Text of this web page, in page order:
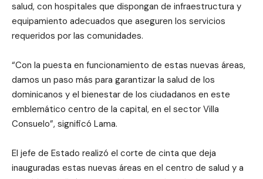
salud, con hospitales que dispongan de infraestructura y
equipamiento adecuados que aseguren los servicios
requeridos por las comunidades.
“Con la puesta en funcionamiento de estas nuevas áreas,
damos un paso más para garantizar la salud de los
dominicanos y el bienestar de los ciudadanos en este
emblemático centro de la capital, en el sector Villa
Consuelo”, significó Lama.
El jefe de Estado realizó el corte de cinta que deja
inauguradas estas nuevas áreas en el centro de salud y a